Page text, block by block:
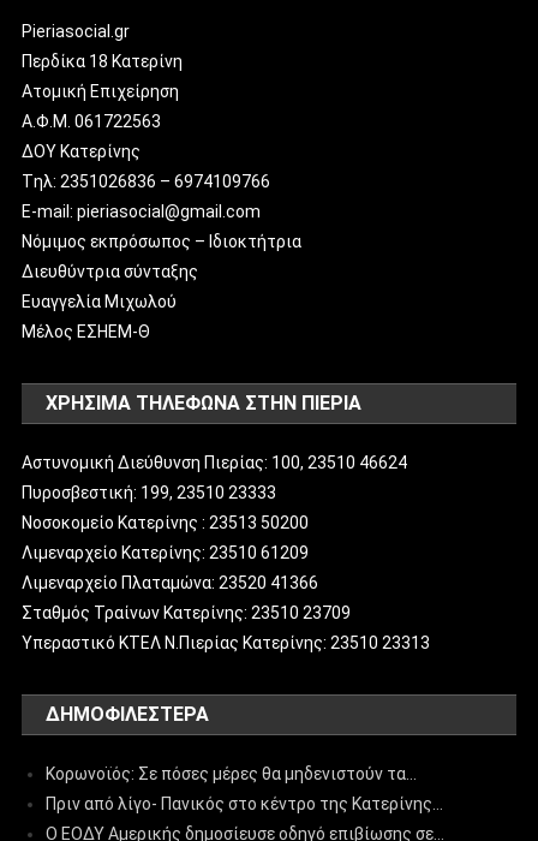
Pieriasocial.gr
Περδίκα 18 Κατερίνη
Ατομική Επιχείρηση
Α.Φ.Μ. 061722563
ΔΟΥ Κατερίνης
Tηλ: 2351026836 – 6974109766
E-mail: pieriasocial@gmail.com
Νόμιμος εκπρόσωπος – Ιδιοκτήτρια
Διευθύντρια σύνταξης
Ευαγγελία Μιχωλού
Μέλος ΕΣΗΕΜ-Θ
ΧΡΗΣΙΜΑ ΤΗΛΕΦΩΝΑ ΣΤΗΝ ΠΙΕΡΙΑ
Αστυνομική Διεύθυνση Πιερίας: 100, 23510 46624
Πυροσβεστική: 199, 23510 23333
Νοσοκομείο Κατερίνης : 23513 50200
Λιμεναρχείο Κατερίνης: 23510 61209
Λιμεναρχείο Πλαταμώνα: 23520 41366
Σταθμός Τραίνων Κατερίνης: 23510 23709
Υπεραστικό ΚΤΕΛ Ν.Πιερίας Κατερίνης: 23510 23313
ΔΗΜΟΦΙΛΈΣΤΕΡΑ
Κορωνοϊός: Σε πόσες μέρες θα μηδενιστούν τα…
Πριν από λίγο- Πανικός στο κέντρο της Κατερίνης…
Ο ΕΟΔΥ Αμερικής δημοσίευσε οδηγό επιβίωσης σε…